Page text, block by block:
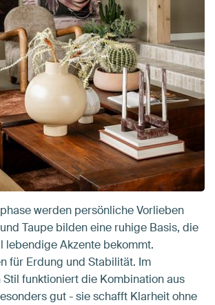
werden persönliche Vorlieben
Taupe bilden eine ruhige Basis, die
lebendige Akzente bekommt.
für Erdung und Stabilität. Im
funktioniert die Kombination aus
gut - sie schafft Klarheit ohne